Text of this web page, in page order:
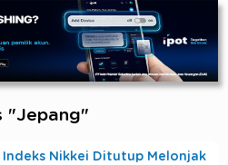
"Jepang"
Indeks Nikkei Ditutup Melonjak